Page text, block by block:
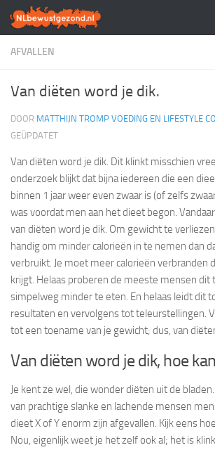
Doorgaan naar inhoud
AFVALLEN
Van diëten word je dik.
DOOR MATTHIJN TROMP VOEDING EN LIFESTYLE
GEÜPDATET
Van diëten word je dik. Dit klinkt misschien
onderzoek blijkt dat bijna iedereen die een
binnen 1 jaar weer even zwaar is (of zelfs
was voordat men aan het dieet begon.
van diëten word je dik. Om gewicht te
handig om minder calorieën in te nemen dan
verbruikt. Je moet meer calorieën verbranden
krijgt. Helaas proberen de meeste mensen dit
simpelweg minder te eten. En helaas leidt dit
resultaten en vervolgens tot teleurstellingen.
tot een toename van je gewicht; dus, van
Van diëten word je dik, hoe
Je kent ze wel, die wonder diëten uit de
van prachtige slanke en lachende mensen
dieet X of Y enorm zijn afgevallen. Kijk eens
Nou, eigenlijk weet je het zelf ook al; het is